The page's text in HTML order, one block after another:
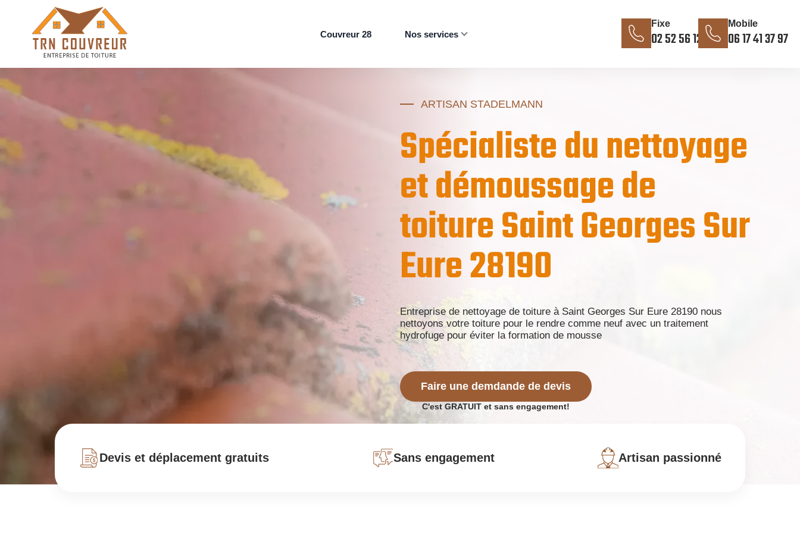
Couvreur 28 Nos services
Fixe
02 52 56 12 85
Mobile
06 17 41 37 97
ARTISAN STADELMANN
Spécialiste du nettoyage
et démoussage de
toiture Saint Georges Sur
Eure 28190
Entreprise de nettoyage de toiture à Saint Georges Sur Eure 28190 nous
nettoyons votre toiture pour le rendre comme neuf avec un traitement
hydrofuge pour éviter la formation de mousse
Faire une demdande de devis
C'est GRATUIT et sans engagement!
Devis et déplacement gratuits Sans engagement Artisan passionné